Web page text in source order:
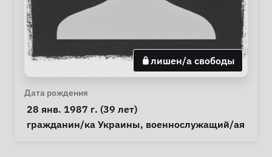
лишен/а свободы
Личная информация
Дата рождения
28 янв. 1987 г. (39 лет)
Особые обстоятельства
гражданин/ка Украины, военнослужащий/ая